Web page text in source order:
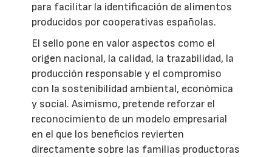
para facilitar la identificación de alimentos
producidos por cooperativas españolas.
El sello pone en valor aspectos como el
origen nacional, la calidad, la trazabilidad, la
producción responsable y el compromiso
con la sostenibilidad ambiental, económica
y social. Asimismo, pretende reforzar el
reconocimiento de un modelo empresarial
en el que los beneficios revierten
directamente sobre las familias productoras